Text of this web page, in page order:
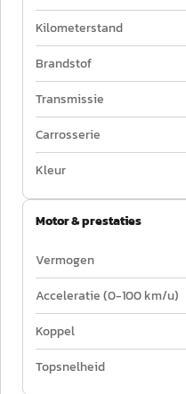
Kilometerstand
Brandstof
Transmissie
Carrosserie
Kleur
Motor & prestaties
Vermogen
Acceleratie (0-100 km/u)
Koppel
Topsnelheid